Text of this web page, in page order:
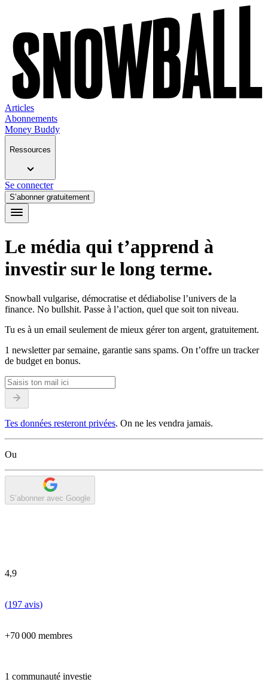
Articles
Abonnements
Money Buddy
Ressources
Se connecter
S’abonner gratuitement
Le média qui t’apprend à
investir sur le long terme.
Snowball vulgarise, démocratise et dédiabolise l’univers de la
finance. No bullshit. Passe à l’action, quel que soit ton niveau.
Tu es à un email seulement de mieux gérer ton argent, gratuitement.
1 newsletter par semaine, garantie sans spams. On t’offre un tracker
de budget en bonus.
Tes données resteront privées. On ne les vendra jamais.
Ou
S’abonner avec Google
4,9
(197 avis)
+70 000 membres
1 communauté investie